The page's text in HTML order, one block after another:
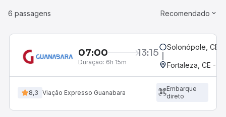
6 passagens Recomendado
07:00 13:15
Duração: 6h 15m
Solonópole, CE
Fortaleza, CE -
8,3 Viação Expresso Guanabara
Embarque
direto